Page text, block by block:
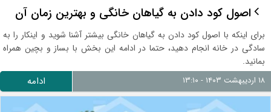
اصول کود دادن به گیاهان خانگی و بهترین زمان آن
برای اینکه با اصول کود دادن به گیاهان خانگی بیشتر آشنا شوید و اینکار را به
سادگی در خانه انجام دهید، حتما در ادامه این بخش با بساز و بچین همراه
بمانید.
۱۸ اردیبهشت ۱۴۰۳ - ۱۳:۱۰ ادامه